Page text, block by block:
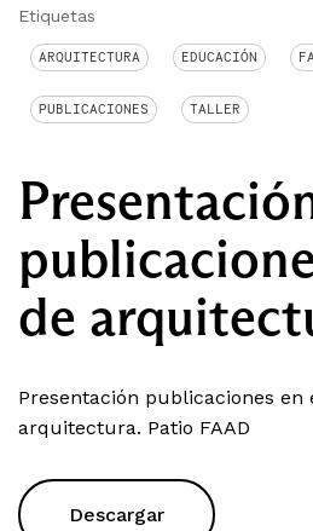
Etiquetas
ARQUITECTURA EDUCACIÓN
PUBLICACIONES TALLER
de
Presentación publicaciones en
arquitectura. Patio FAAD
Descargar